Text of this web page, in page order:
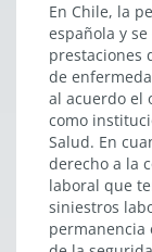
En Chile, la
española y
prestaciones
de
al acuerdo el
como
Salud. En
derecho a la
laboral que
siniestros
permanencia